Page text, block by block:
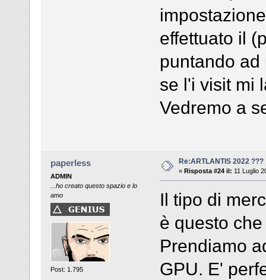
effettuato il
puntando
se l'i visit mi
Vedremo a
paperless
ADMIN
...ho creato questo spazio e lo
amo
Post: 1.795
Re:ARTLANTIS 2022 ???
« Risposta #24 il: 11 Luglio
Il tipo di
è questo
Prendiamo
GPU. E'